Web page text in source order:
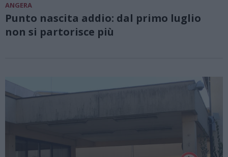
ANGERA
Punto nascita addio: dal primo luglio
non si partorisce più